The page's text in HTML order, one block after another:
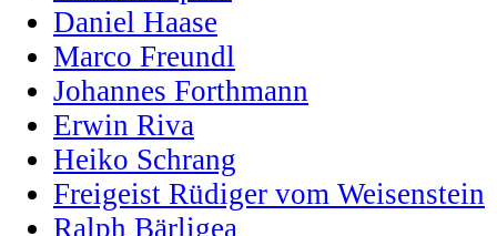
Daniel Haase
Marco Freundl
Johannes Forthmann
Erwin Riva
Heiko Schrang
Freigeist Rüdiger vom Weisenstein
Ralph Bärligea